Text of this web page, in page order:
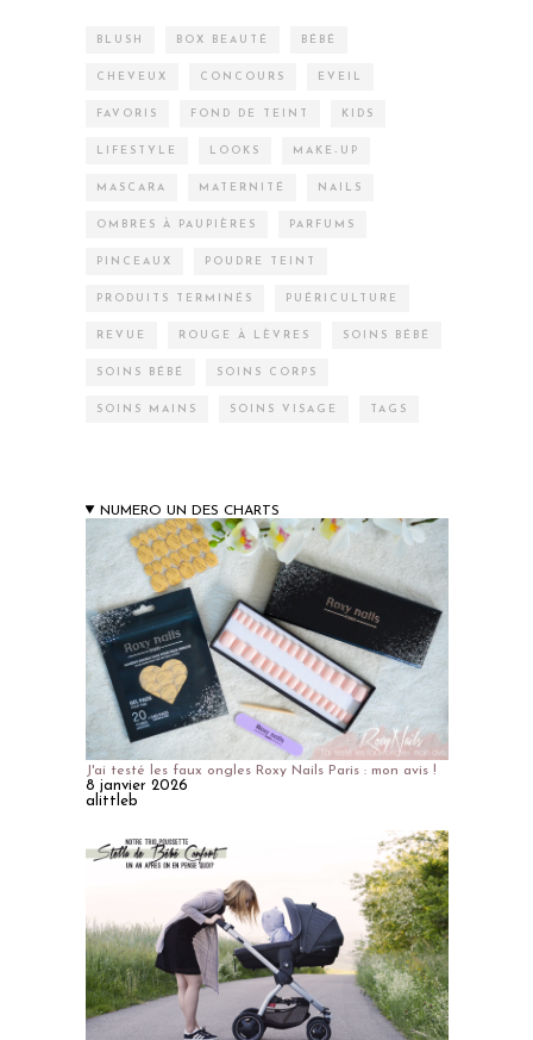
BLUSH BOX BEAUTÉ BÉBÉ
CHEVEUX CONCOURS EVEIL
FAVORIS FOND DE TEINT KIDS
LIFESTYLE LOOKS MAKE-UP
MASCARA MATERNITÉ NAILS
OMBRES À PAUPIÈRES PARFUMS
PINCEAUX POUDRE TEINT
PRODUITS TERMINÉS PUÉRICULTURE
REVUE ROUGE À LÈVRES SOINS BÉBÉ
SOINS BÉBÉ SOINS CORPS
SOINS MAINS SOINS VISAGE TAGS
NUMERO UN DES CHARTS
J'ai testé les faux ongles Roxy Nails Paris : mon avis !
8 janvier 2026
alittleb